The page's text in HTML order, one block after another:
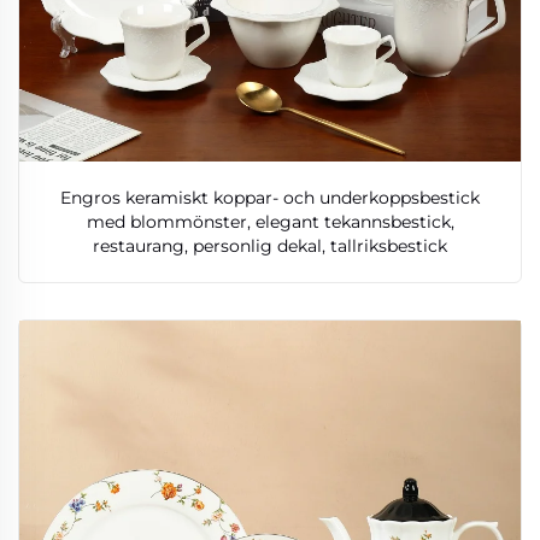
Engros keramiskt koppar- och underkoppsbestick
med blommönster, elegant tekannsbestick,
restaurang, personlig dekal, tallriksbestick